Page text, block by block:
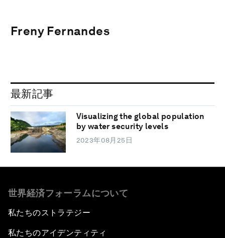
Freny Fernandes
最新記事
Visualizing the global population
by water security levels
2023年08月25日
世界経済フォーラムについて
私たちのストラテジー
私たちのアイデンティティ